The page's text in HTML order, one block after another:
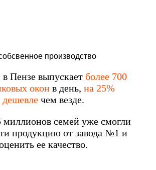
Пензе выпускает более 700
окон в день,на 25%
дешевле чем везде.
семей уже смогли
продукцию от завода №1 и
ее качество.